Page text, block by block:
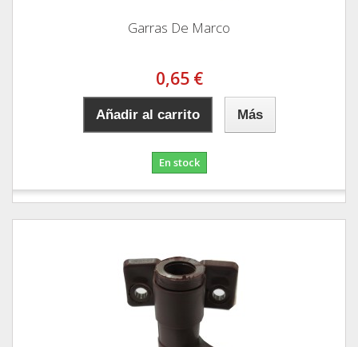
Garras De Marco
0,65 €
Añadir al carrito Más
En stock